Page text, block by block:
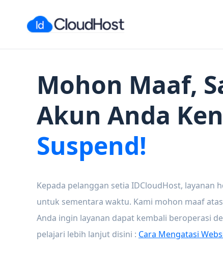
Mohon Maaf,
Akun Anda
Suspend!
Kepada pelanggan setia IDCloudHost, layanan
untuk sementara waktu. Kami mohon maaf
Anda ingin layanan dapat kembali beroperasi
pelajari lebih lanjut disini : Cara Mengatasi